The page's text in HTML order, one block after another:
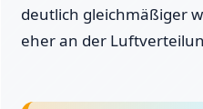
deutlich gleichmäßiger
eher an der